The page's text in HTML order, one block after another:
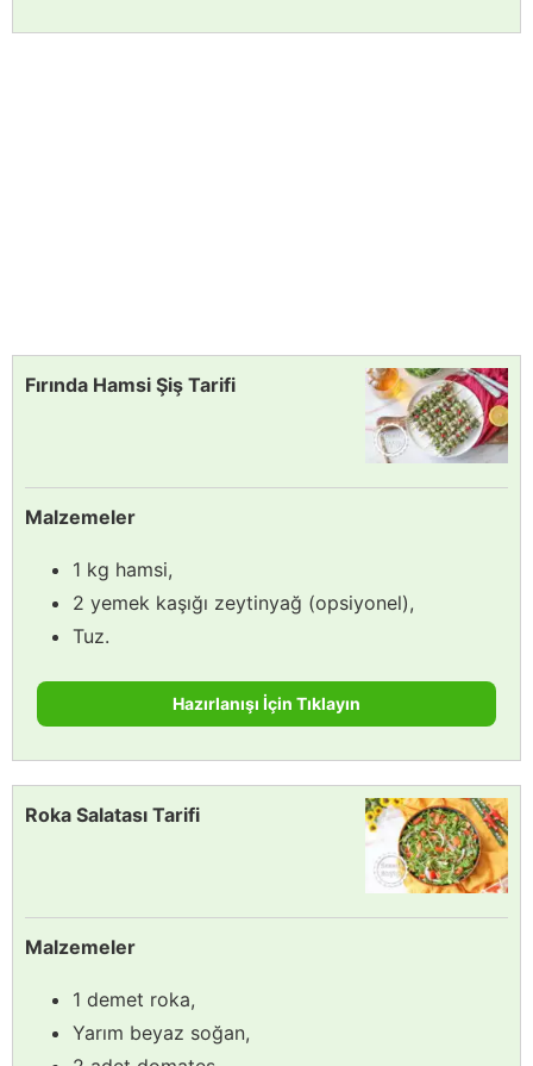
Fırında Hamsi Şiş Tarifi
Malzemeler
1 kg hamsi,
2 yemek kaşığı zeytinyağ (opsiyonel),
Tuz.
Hazırlanışı İçin Tıklayın
Roka Salatası Tarifi
Malzemeler
1 demet roka,
Yarım beyaz soğan,